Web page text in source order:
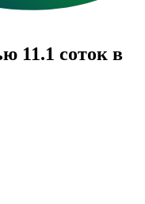
11.1 соток в